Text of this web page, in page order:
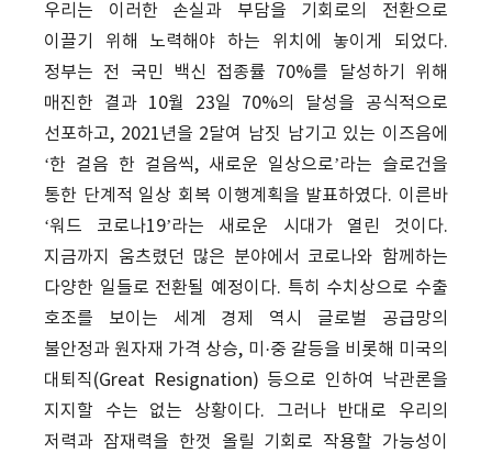
우리는 이러한 손실과 부담을 기회로의 전환으로
이끌기 위해 노력해야 하는 위치에 놓이게 되었다.
정부는 전 국민 백신 접종률 70%를 달성하기 위해
매진한 결과 10월 23일 70%의 달성을 공식적으로
선포하고, 2021년을 2달여 남짓 남기고 있는 이즈음에
‘한 걸음 한 걸음씩, 새로운 일상으로’라는 슬로건을
통한 단계적 일상 회복 이행계획을 발표하였다. 이른바
‘워드 코로나19’라는 새로운 시대가 열린 것이다.
지금까지 움츠렸던 많은 분야에서 코로나와 함께하는
다양한 일들로 전환될 예정이다. 특히 수치상으로 수출
호조를 보이는 세계 경제 역시 글로벌 공급망의
불안정과 원자재 가격 상승, 미·중 갈등을 비롯해 미국의
대퇴직(Great Resignation) 등으로 인하여 낙관론을
지지할 수는 없는 상황이다. 그러나 반대로 우리의
저력과 잠재력을 한껏 올릴 기회로 작용할 가능성이